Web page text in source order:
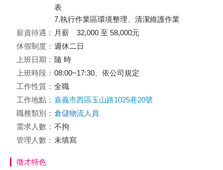
表
7.執行作業區環境整理、清潔維護作業
薪資待遇： 月薪 32,000 至 58,000元
休假制度： 週休二日
上班日期： 隨 時
上班時段： 08:00~17:30、依公司規定
工作性質： 全職
工作地點： 嘉義市西區玉山路1025巷20號
職務類別： 倉儲物流人員
需求人數： 不拘
管理人數： 未填寫
徵才特色